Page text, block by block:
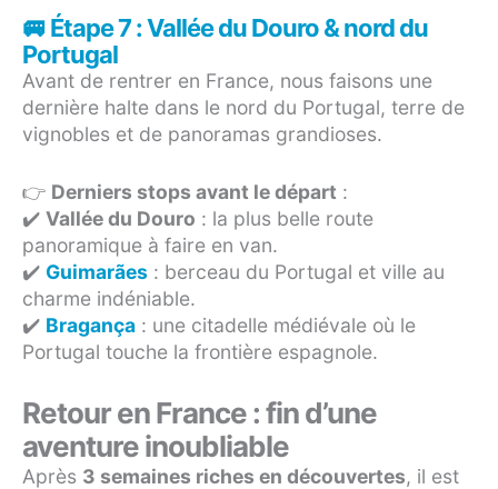
🚐 Étape 7 : Vallée du Douro & nord du
Portugal
Avant de rentrer en France, nous faisons une
dernière halte dans le nord du Portugal, terre de
vignobles et de panoramas grandioses.
👉 Derniers stops avant le départ :
✔️ Vallée du Douro : la plus belle route
panoramique à faire en van.
✔️ Guimarães : berceau du Portugal et ville au
charme indéniable.
✔️ Bragança : une citadelle médiévale où le
Portugal touche la frontière espagnole.
Retour en France : fin d’une
aventure inoubliable
Après 3 semaines riches en découvertes, il est